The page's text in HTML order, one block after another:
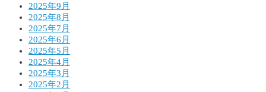
2025年9月
2025年8月
2025年7月
2025年6月
2025年5月
2025年4月
2025年3月
2025年2月